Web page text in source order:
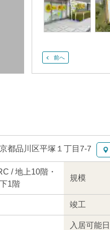
前へ
都品川区平塚１丁目7-7
/ 地上10階・
1階
規模
竣工
入居可能日